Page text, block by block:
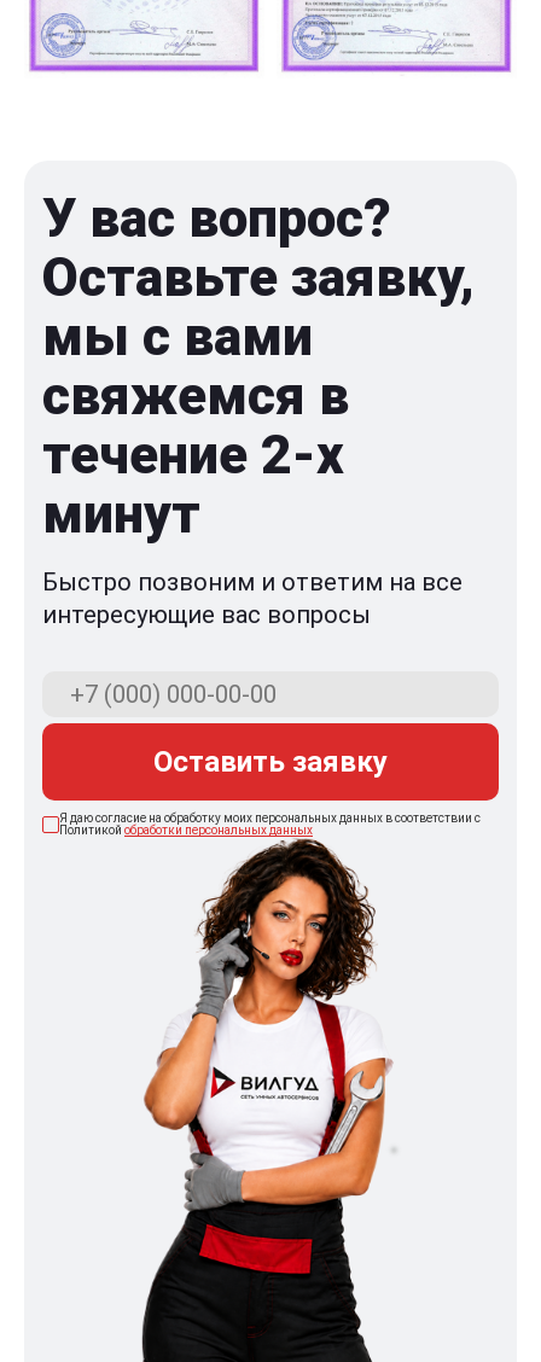
У вас вопрос?
Оставьте заявку,
мы с вами
свяжемся в
течение 2-x
минут
Быстро позвоним и ответим на все
интересующие вас вопросы
Оставить заявку
Я даю согласие на обработку моих персональных данных в соответствии с
Политикой обработки персональных данных